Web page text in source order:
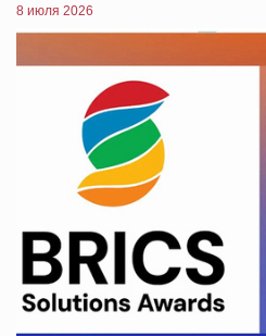
8 июля 2026